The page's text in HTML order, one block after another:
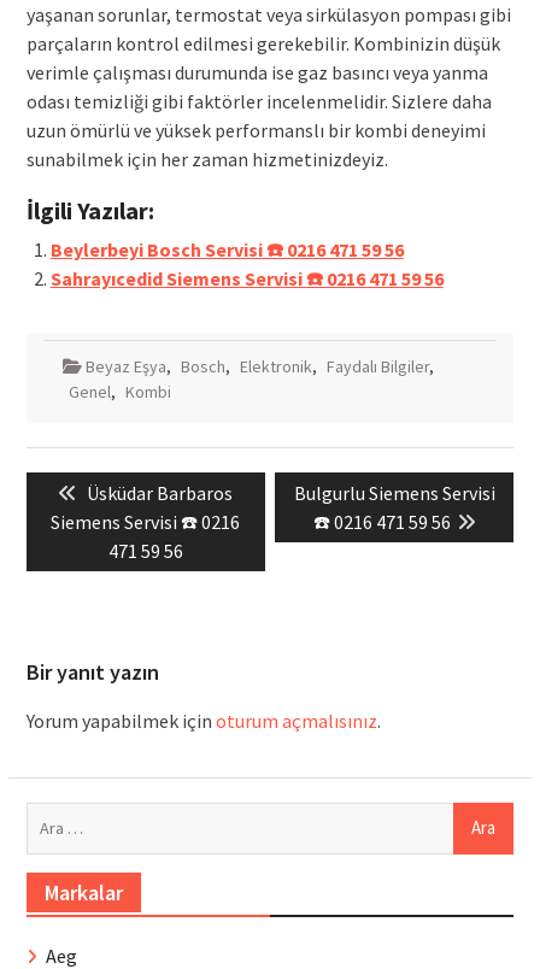
yaşanan sorunlar, termostat veya sirkülasyon pompası gibi
parçaların kontrol edilmesi gerekebilir. Kombinizin düşük
verimle çalışması durumunda ise gaz basıncı veya yanma
odası temizliği gibi faktörler incelenmelidir. Sizlere daha
uzun ömürlü ve yüksek performanslı bir kombi deneyimi
sunabilmek için her zaman hizmetinizdeyiz.
İlgili Yazılar:
Beylerbeyi Bosch Servisi ☎️ 0216 471 59 56
Sahrayıcedid Siemens Servisi ☎️ 0216 471 59 56
Beyaz Eşya, Bosch, Elektronik, Faydalı Bilgiler,
Genel, Kombi
gezinmesi
Previous
post:
Üsküdar Barbaros
Siemens Servisi ☎️ 0216
471 59 56
Next
post:
Bulgurlu Siemens Servisi
☎️ 0216 471 59 56
Bir yanıt yazın
Yorum yapabilmek için oturum açmalısınız.
Markalar
Aeg